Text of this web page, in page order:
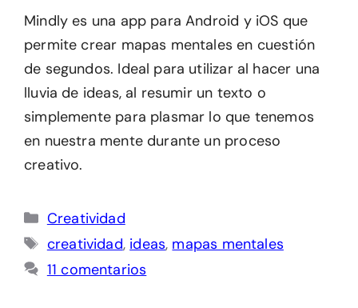
Mindly es una app para Android y iOS que
permite crear mapas mentales en cuestión
de segundos. Ideal para utilizar al hacer una
lluvia de ideas, al resumir un texto o
simplemente para plasmar lo que tenemos
en nuestra mente durante un proceso
creativo.
Categorías
Creatividad
Etiquetas
creatividad, ideas, mapas mentales
11 comentarios